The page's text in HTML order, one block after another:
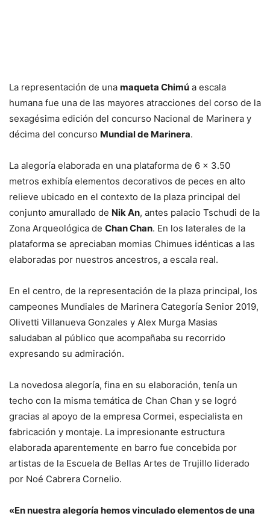
La representación de una maqueta Chimú a escala
humana fue una de las mayores atracciones del corso de la
sexagésima edición del concurso Nacional de Marinera y
décima del concurso Mundial de Marinera.
La alegoría elaborada en una plataforma de 6 x 3.50
metros exhibía elementos decorativos de peces en alto
relieve ubicado en el contexto de la plaza principal del
conjunto amurallado de Nik An, antes palacio Tschudi de la
Zona Arqueológica de Chan Chan. En los laterales de la
plataforma se apreciaban momias Chimues idénticas a las
elaboradas por nuestros ancestros, a escala real.
En el centro, de la representación de la plaza principal, los
campeones Mundiales de Marinera Categoría Senior 2019,
Olivetti Villanueva Gonzales y Alex Murga Masias
saludaban al público que acompañaba su recorrido
expresando su admiración.
La novedosa alegoría, fina en su elaboración, tenía un
techo con la misma temática de Chan Chan y se logró
gracias al apoyo de la empresa Cormei, especialista en
fabricación y montaje. La impresionante estructura
elaborada aparentemente en barro fue concebida por
artistas de la Escuela de Bellas Artes de Trujillo liderado
por Noé Cabrera Cornelio.
«En nuestra alegoría hemos vinculado elementos de una